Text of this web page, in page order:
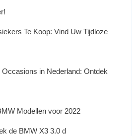
Te Koop: Vind Uw Tijdloze
in Nederland: Ontdek
Modellen voor 2022
de BMW X3 3.0 d